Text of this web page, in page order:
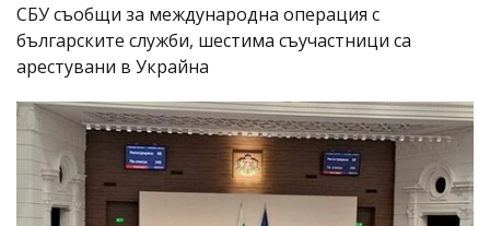
СБУ съобщи за международна операция с
българските служби, шестима съучастници са
арестувани в Украйна